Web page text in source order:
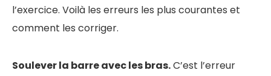
l’exercice. Voilà les erreurs les plus courantes et
comment les corriger.
Soulever la barre avec les bras.C’est l’erreur